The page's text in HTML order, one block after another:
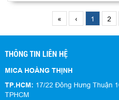
« ‹ 1 2
THÔNG TIN LIÊN HỆ
MICA HOÀNG THỊNH
TP.HCM: 17/22 Đông Hưng Thuận
TPHCM